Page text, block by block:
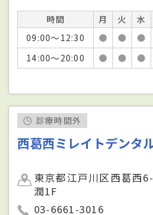
時間 月 火 水
09:00～12:30
● ● ●
14:00～20:00
● ● ●
診療時間外
西葛西ミレイトデンタ
東京都江戸川区西葛西
潤1F
03-6661-3016